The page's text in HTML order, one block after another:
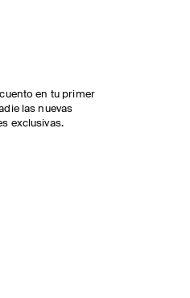
en tu primer
las nuevas
exclusivas.